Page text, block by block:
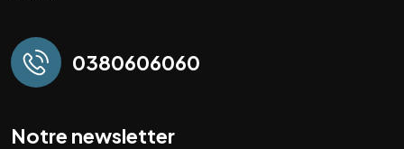
0380606060
Notre newsletter